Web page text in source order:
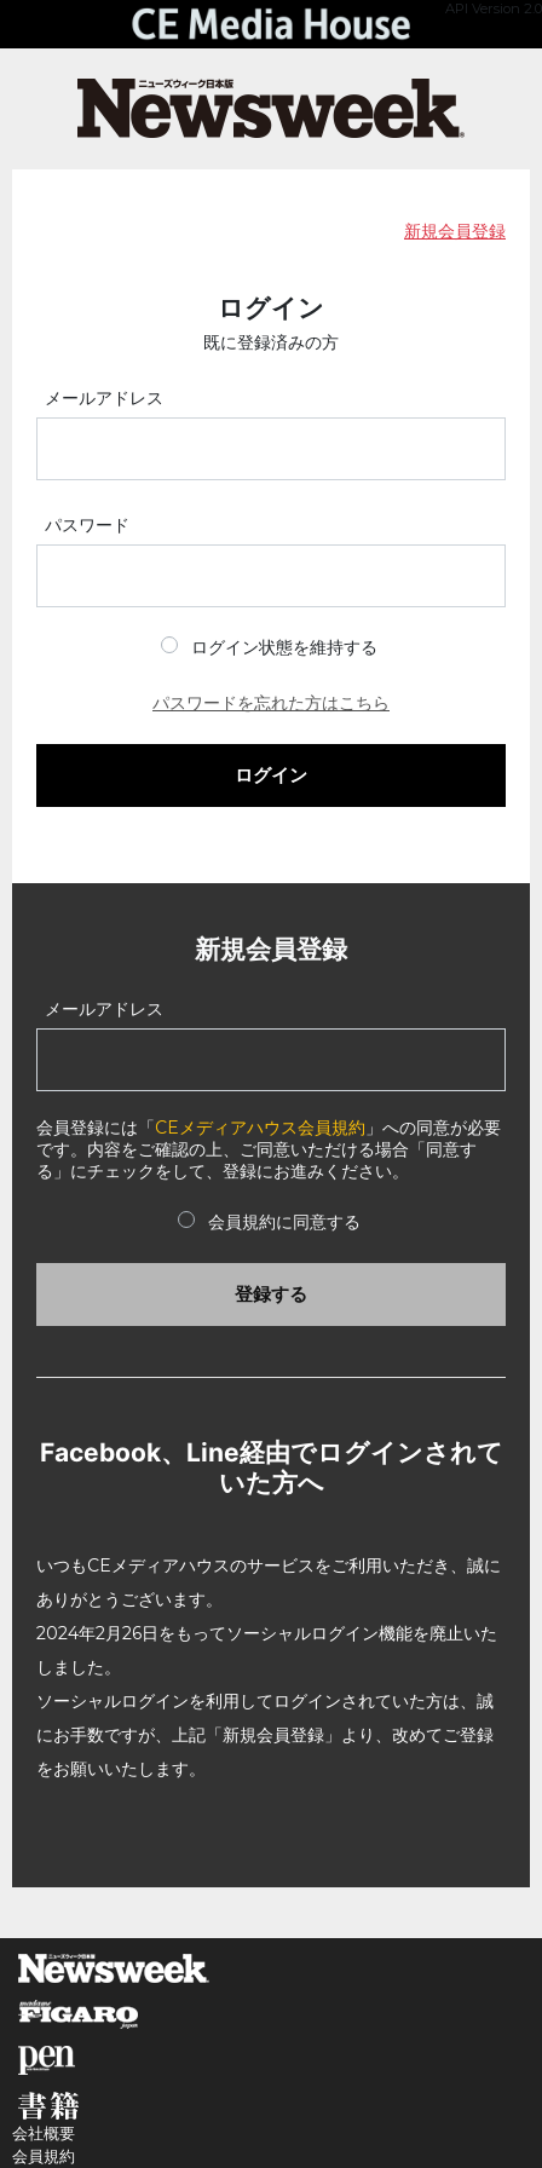
API Version 2.0
新規会員登録
ログイン
既に登録済みの方
メールアドレス
パスワード
ログイン状態を維持する
パスワードを忘れた方はこちら
ログイン
新規会員登録
メールアドレス
会員登録には「CEメディアハウス会員規約 」への同意が必要
です。内容をご確認の上、ご同意いただける場合「同意す
る」にチェックをして、登録にお進みください。
会員規約に同意する
登録する
Facebook、Line経由でログインされて
いた方へ
いつもCEメディアハウスのサービスをご利用いただき、誠に
ありがとうございます。
2024年2月26日をもってソーシャルログイン機能を廃止いた
しました。
ソーシャルログインを利用してログインされていた方は、誠
にお手数ですが、上記「新規会員登録」より、改めてご登録
をお願いいたします。
会社概要
会員規約